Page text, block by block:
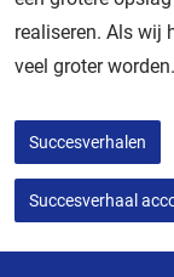
realiseren. Als wij
veel groter
Succesverhalen
Succesverhaal